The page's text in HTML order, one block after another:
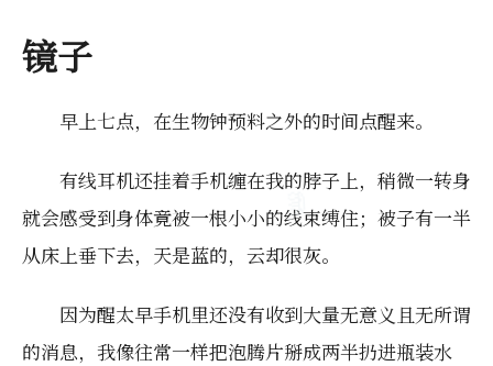
镜子
早上七点，在生物钟预料之外的时间点醒来。
有线耳机还挂着手机缠在我的脖子上，稍微一转身
就会感受到身体竟被一根小小的线束缚住；被子有一半
从床上垂下去，天是蓝的，云却很灰。
因为醒太早手机里还没有收到大量无意义且无所谓
的消息，我像往常一样把泡腾片掰成两半扔进瓶装水
🪼